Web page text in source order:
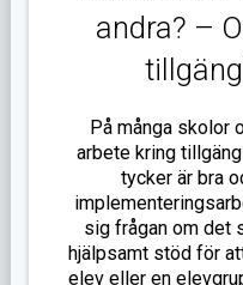
andra? –
På många skolor
arbete kring
tycker är bra
sig frågan om det
hjälpsamt stöd för
elev eller en